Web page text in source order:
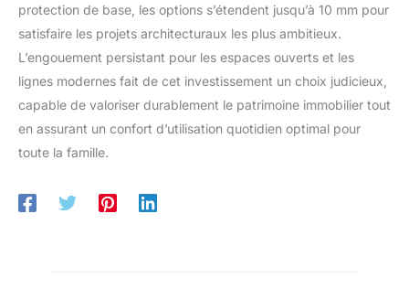
protection de base, les options s’étendent jusqu’à 10 mm pour
satisfaire les projets architecturaux les plus ambitieux.
L’engouement persistant pour les espaces ouverts et les
lignes modernes fait de cet investissement un choix judicieux,
capable de valoriser durablement le patrimoine immobilier tout
en assurant un confort d’utilisation quotidien optimal pour
toute la famille.